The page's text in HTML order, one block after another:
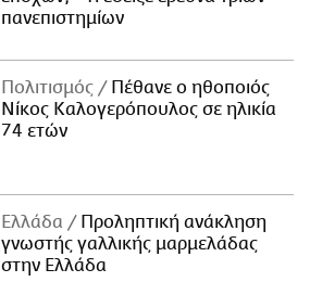
πανεπιστημίων
Πολιτισμός
Πέθανε ο ηθοποιός
Νίκος Καλογερόπουλος σε ηλικία
74 ετών
Ελλάδα
Προληπτική ανάκληση
γνωστής γαλλικής μαρμελάδας
στην Ελλάδα